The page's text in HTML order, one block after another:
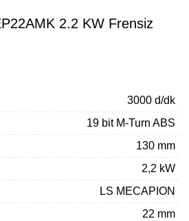
2.2 KW Frensiz
3000 d/dk
19 bit M-Turn ABS
130 mm
2,2 kW
LS MECAPION
22 mm